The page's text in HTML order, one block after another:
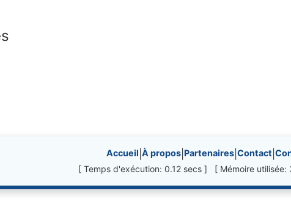
information, links, etc.
Accueil À propos Partenaires Contact
[ Temps d'exécution: 0.12 secs ] [ Mémoire